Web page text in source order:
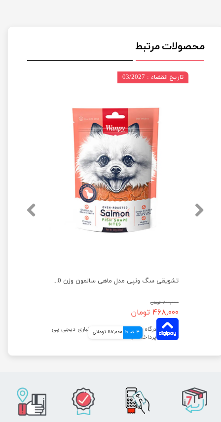
محصولات مرتبط
تشویقی سگ ونپی مدل ماهی سالمون وزن 100 گرم
۷۰۰,۰۰۰ تومان
۴۶۸,۰۰۰ تومان
4 قسط 117,000 تومانی
تاریخ انقضاء : 03/2027